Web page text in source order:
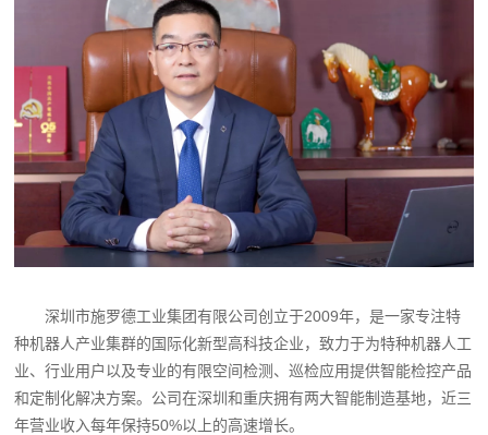
深圳市施罗德工业集团有限公司创立于2009年，是一家专注特
种机器人产业集群的国际化新型高科技企业，致力于为特种机器人工
业、行业用户以及专业的有限空间检测、巡检应用提供智能检控产品
和定制化解决方案。公司在深圳和重庆拥有两大智能制造基地，近三
年营业收入每年保持50%以上的高速增长。